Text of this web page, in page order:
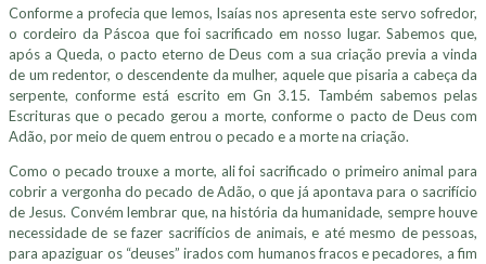
Conforme a profecia que lemos, Isaías nos apresenta este servo sofredor,
o cordeiro da Páscoa que foi sacrificado em nosso lugar. Sabemos que,
após a Queda, o pacto eterno de Deus com a sua criação previa a vinda
de um redentor, o descendente da mulher, aquele que pisaria a cabeça da
serpente, conforme está escrito em Gn 3.15. Também sabemos pelas
Escrituras que o pecado gerou a morte, conforme o pacto de Deus com
Adão, por meio de quem entrou o pecado e a morte na criação.
Como o pecado trouxe a morte, ali foi sacrificado o primeiro animal para
cobrir a vergonha do pecado de Adão, o que já apontava para o sacrifício
de Jesus. Convém lembrar que, na história da humanidade, sempre houve
necessidade de se fazer sacrifícios de animais, e até mesmo de pessoas,
para apaziguar os “deuses” irados com humanos fracos e pecadores, a fim